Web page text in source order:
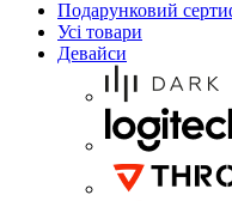
Подарунковий
Усі товари
Девайси